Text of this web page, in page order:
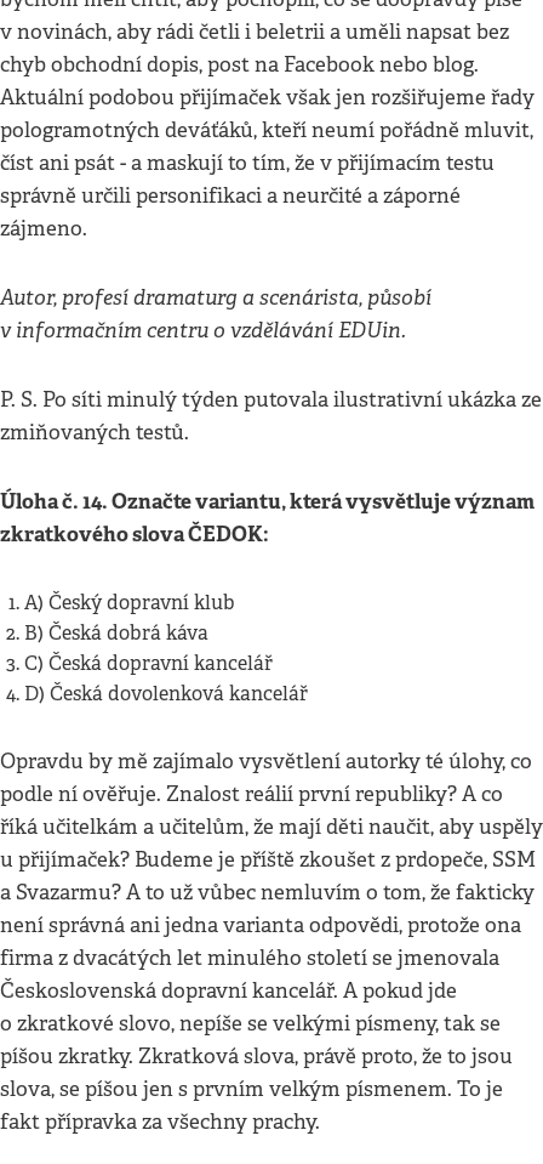
v novinách, aby rádi četli i beletrii a uměli napsat bez
chyb obchodní dopis, post na Facebook nebo blog.
Aktuální podobou přijímaček však jen rozšiřujeme řady
pologramotných deváťáků, kteří neumí pořádně mluvit,
číst ani psát - a maskují to tím, že v přijímacím testu
správně určili personifikaci a neurčité a záporné
zájmeno.
Autor, profesí dramaturg a scenárista, působí
v informačním centru o vzdělávání EDUin.
P. S. Po síti minulý týden putovala ilustrativní ukázka ze
zmiňovaných testů.
Úloha č. 14. Označte variantu, která vysvětluje význam
zkratkového slova ČEDOK:
A) Český dopravní klub
B) Česká dobrá káva
C) Česká dopravní kancelář
D) Česká dovolenková kancelář
Opravdu by mě zajímalo vysvětlení autorky té úlohy, co
podle ní ověřuje. Znalost reálií první republiky? A co
říká učitelkám a učitelům, že mají děti naučit, aby uspěly
u přijímaček? Budeme je příště zkoušet z prdopeče, SSM
a Svazarmu? A to už vůbec nemluvím o tom, že fakticky
není správná ani jedna varianta odpovědi, protože ona
firma z dvacátých let minulého století se jmenovala
Československá dopravní kancelář. A pokud jde
o zkratkové slovo, nepíše se velkými písmeny, tak se
píšou zkratky. Zkratková slova, právě proto, že to jsou
slova, se píšou jen s prvním velkým písmenem. To je
fakt přípravka za všechny prachy.